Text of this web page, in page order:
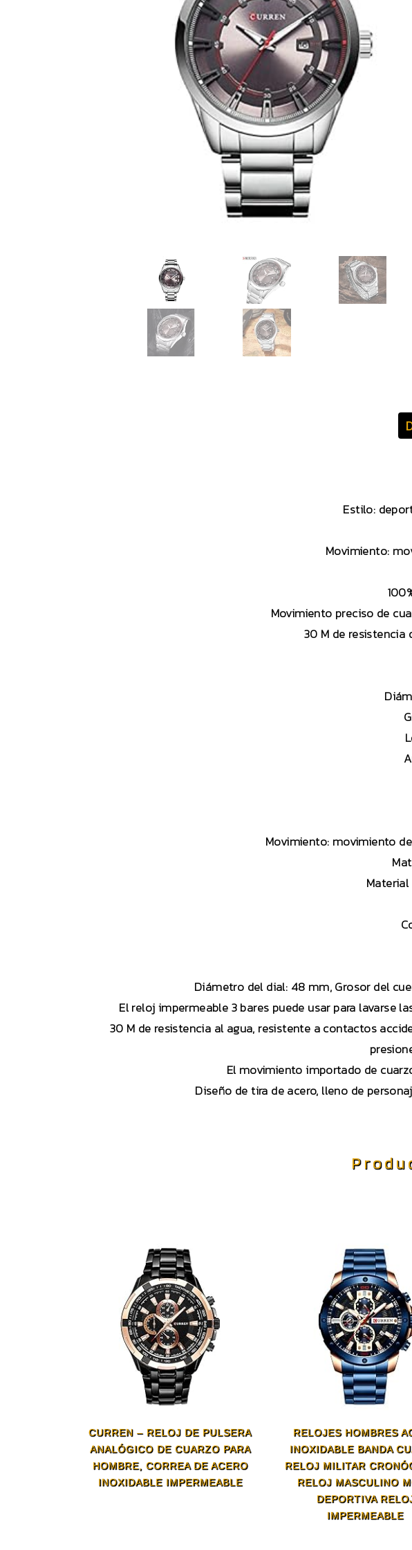
Estilo:
Movimiento:
Movimiento preciso de
30 M de resistencia
Movimiento: movimiento
Diámetro del dial: 48 mm, Grosor del
El reloj impermeable 3 bares puede usar para lavarse
30 M de resistencia al agua, resistente a contactos
El movimiento importado de
Diseño de tira de acero, lleno de
CURREN – RELOJ DE PULSERA
ANALÓGICO DE CUARZO PARA
HOMBRE, CORREA DE ACERO
INOXIDABLE IMPERMEABLE
RELOJES HOMBRES
INOXIDABLE BANDA
RELOJ MILITAR
RELOJ MASCULINO
DEPORTIVA
IMPERMEABLE